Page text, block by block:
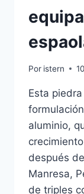
Por istern
Esta
aluminio,
después
Manresa,
de triples